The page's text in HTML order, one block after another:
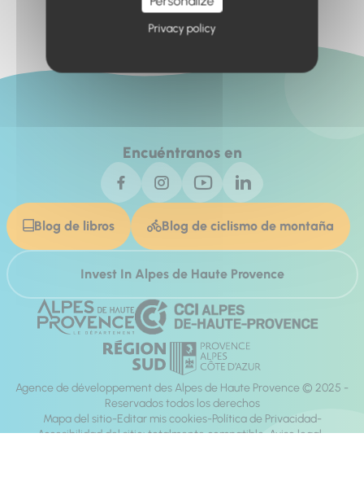
Encuéntranos en
Blog de libros Blog de ciclismo de montaña
Invest In Alpes de Haute Provence
Agence de développement des Alpes de Haute Provence © 2025 -
Reservados todos los derechos
Mapa del sitio Editar mis cookies Política de Privacidad
Accesibilidad del sitio: totalmente compatible Aviso legal
Privacy policy